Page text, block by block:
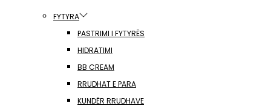
FYTYRA
PASTRIMI I FYTYRËS
HIDRATIMI
BB CREAM
RRUDHAT E PARA
KUNDËR RRUDHAVE